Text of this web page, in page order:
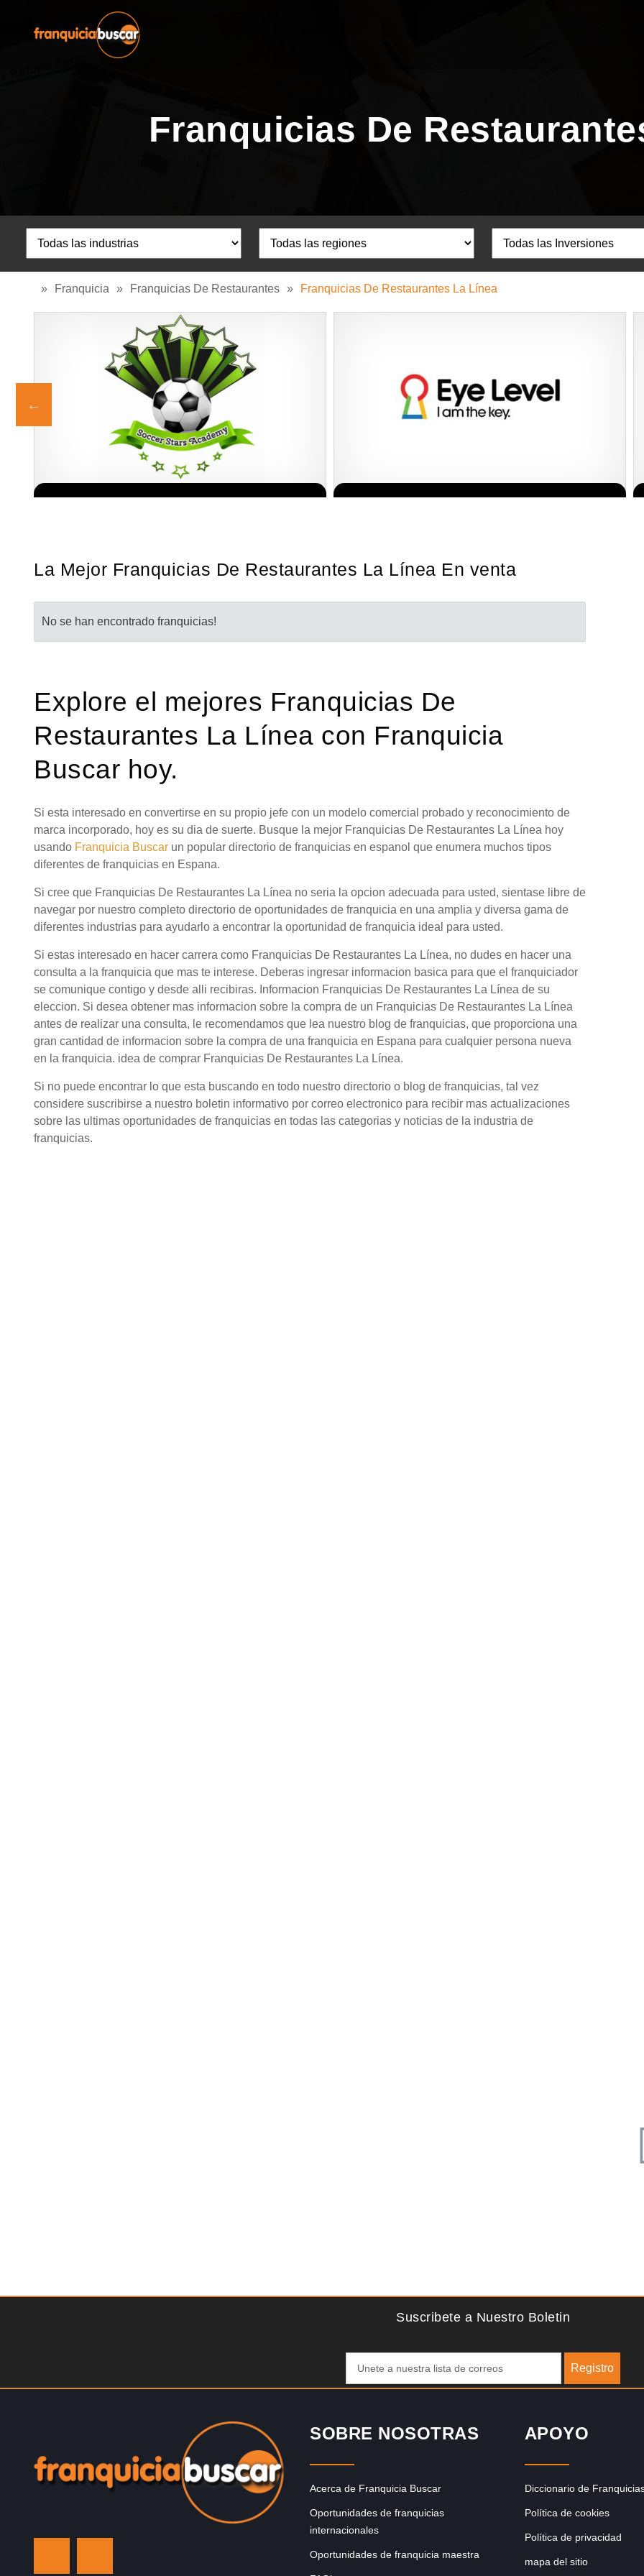
Franquicias De
» Franquicia » Franquicias De Restaurantes » Franquicias De Restaurantes La Línea
La Mejor Franquicias De Restaurantes La Línea En venta
No se han encontrado franquicias!
Explore el mejores Franquicias De
Restaurantes La Línea con Franquicia
Buscar hoy.
Si esta interesado en convertirse en su propio jefe con un modelo comercial probado y reconocimiento de
marca incorporado, hoy es su dia de suerte. Busque la mejor Franquicias De Restaurantes La Línea hoy
usando Franquicia Buscar un popular directorio de franquicias en espanol que enumera muchos tipos
diferentes de franquicias en Espana.
Si cree que Franquicias De Restaurantes La Línea no seria la opcion adecuada para usted, sientase libre de
navegar por nuestro completo directorio de oportunidades de franquicia en una amplia y diversa gama de
diferentes industrias para ayudarlo a encontrar la oportunidad de franquicia ideal para usted.
Si estas interesado en hacer carrera como Franquicias De Restaurantes La Línea, no dudes en hacer una
consulta a la franquicia que mas te interese. Deberas ingresar informacion basica para que el franquiciador
se comunique contigo y desde alli recibiras. Informacion Franquicias De Restaurantes La Línea de su
eleccion. Si desea obtener mas informacion sobre la compra de un Franquicias De Restaurantes La Línea
antes de realizar una consulta, le recomendamos que lea nuestro blog de franquicias, que proporciona una
gran cantidad de informacion sobre la compra de una franquicia en Espana para cualquier persona nueva
en la franquicia. idea de comprar Franquicias De Restaurantes La Línea.
Si no puede encontrar lo que esta buscando en todo nuestro directorio o blog de franquicias, tal vez
considere suscribirse a nuestro boletin informativo por correo electronico para recibir mas actualizaciones
sobre las ultimas oportunidades de franquicias en todas las categorias y noticias de la industria de
franquicias.
esterlinas, la…
Reino…
Suscribete a Nuestro Boletin
Registro
SOBRE NOSOTRAS
Acerca de Franquicia Buscar
Oportunidades de franquicias
internacionales
Oportunidades de franquicia maestra
APOYO
Diccionario de
Política de cookies
Política de privacidad
mapa del sitio